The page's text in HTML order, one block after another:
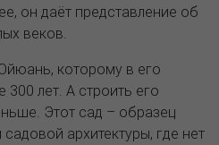
он даёт представление об
веков.
которому в его
лет. А строить его
Этот сад – образец
архитектуры, где нет